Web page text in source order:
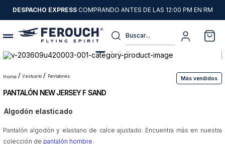
DESPACHO EXPRESSCOMPRANDO ANTES DE LAS 12:00 PM EN RM
Buscar...
vestuario pantalones Más vendidos
PANTALÓN NEW JERSEY F SAND
Algodón elasticado
Pantalón algodón y elastano de calce ajustado. Encuentra más en nuestra
colección de pantalón hombre.
1.
sweater
2.
chaquetas
3.
pantalon
4.
camisas